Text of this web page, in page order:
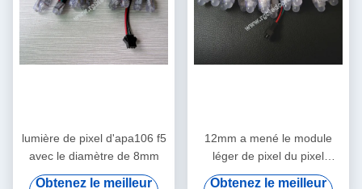
lumière de pixel d'apa106 f5
avec le diamètre de 8mm
Obtenez le meilleur
12mm a mené le module
léger de pixel du pixel
apa106 f8
Obtenez le meilleur